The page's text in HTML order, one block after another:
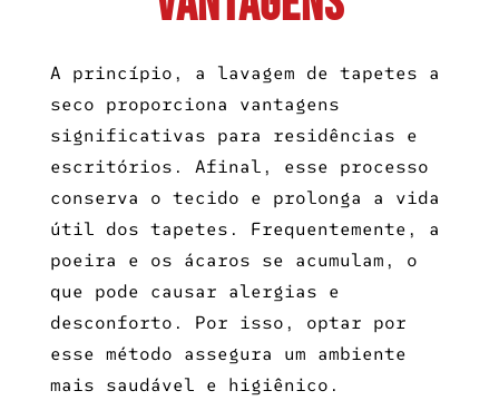
A princípio, a lavagem de tapetes a
seco proporciona vantagens
significativas para residências e
escritórios. Afinal, esse processo
conserva o tecido e prolonga a vida
útil dos tapetes. Frequentemente, a
poeira e os ácaros se acumulam, o
que pode causar alergias e
desconforto. Por isso, optar por
esse método assegura um ambiente
mais saudável e higiênico.